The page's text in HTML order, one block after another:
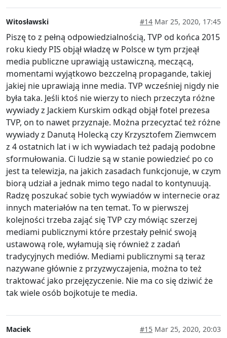
Witosławski #14 Mar 25, 2020, 17:45
Piszę to z pełną odpowiedzialnością, TVP od końca 2015
roku kiedy PIS objął władzę w Polsce w tym przjeął
media publiczne uprawiąją ustawiczną, meczącą,
momentami wyjątkowo bezczelną propagande, takiej
jakiej nie uprawiają inne media. TVP wcześniej nigdy nie
była taka. Jeśli ktoś nie wierzy to niech przeczyta różne
wywiady z Jackiem Kurskim odkąd objął fotel prezesa
TVP, on to nawet przyznaje. Można przecyztać też różne
wywiady z Danutą Holecką czy Krzysztofem Ziemwcem
z 4 ostatnich lat i w ich wywiadach też padają podobne
sformułowania. Ci ludzie są w stanie powiedzieć po co
jest ta telewizja, na jakich zasadach funkcjonuje, w czym
biorą udział a jednak mimo tego nadal to kontynuują.
Radzę poszukać sobie tych wywiadów w internecie oraz
innych materiałów na ten temat. To w pierwszej
kolejności trzeba zająć się TVP czy mówiąc szerzej
mediami publicznymi które przestały pełnić swoją
ustawową role, wyłamują się również z zadań
tradycyjnych mediów. Mediami publicznymi są teraz
nazywane głównie z przyzwyczajenia, można to też
traktować jako przejęzyczenie. Nie ma co się dziwić że
tak wiele osób bojkotuje te media.
Maciek #15 Mar 25, 2020, 20:03